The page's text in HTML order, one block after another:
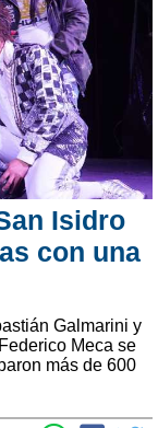
Isidro
con una
Galmarini y
Meca se
más de 600